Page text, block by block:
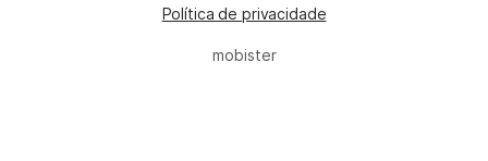
Política de privacidade
mobister